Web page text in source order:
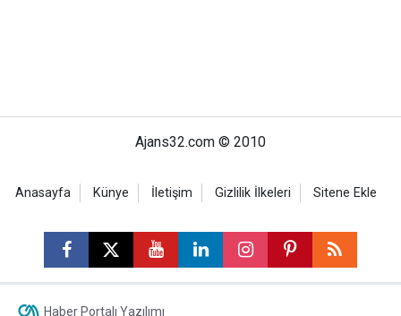
Ajans32.com © 2010
Anasayfa Künye İletişim Gizlilik İlkeleri Sitene Ekle
Haber Portalı Yazılımı